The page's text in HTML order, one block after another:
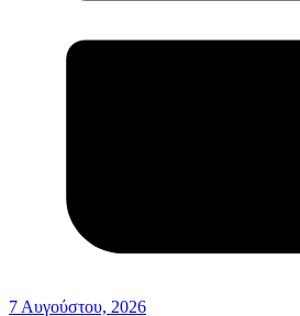
7 Αυγούστου, 2026